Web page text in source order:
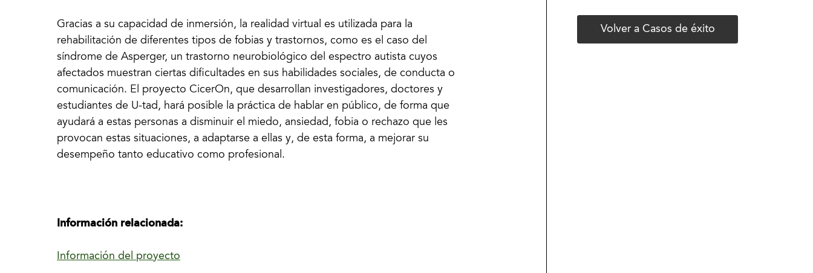
Gracias a su capacidad de inmersión, la realidad virtual es utilizada para la
rehabilitación de diferentes tipos de fobias y trastornos, como es el caso del
síndrome de Asperger, un trastorno neurobiológico del espectro autista cuyos
afectados muestran ciertas dificultades en sus habilidades sociales, de conducta o
comunicación. El proyecto CicerOn, que desarrollan investigadores, doctores y
estudiantes de U-tad, hará posible la práctica de hablar en público, de forma que
ayudará a estas personas a disminuir el miedo, ansiedad, fobia o rechazo que les
provocan estas situaciones, a adaptarse a ellas y, de esta forma, a mejorar su
desempeño tanto educativo como profesional.
Información relacionada:
Información del proyecto
Volver a Casos de éxito